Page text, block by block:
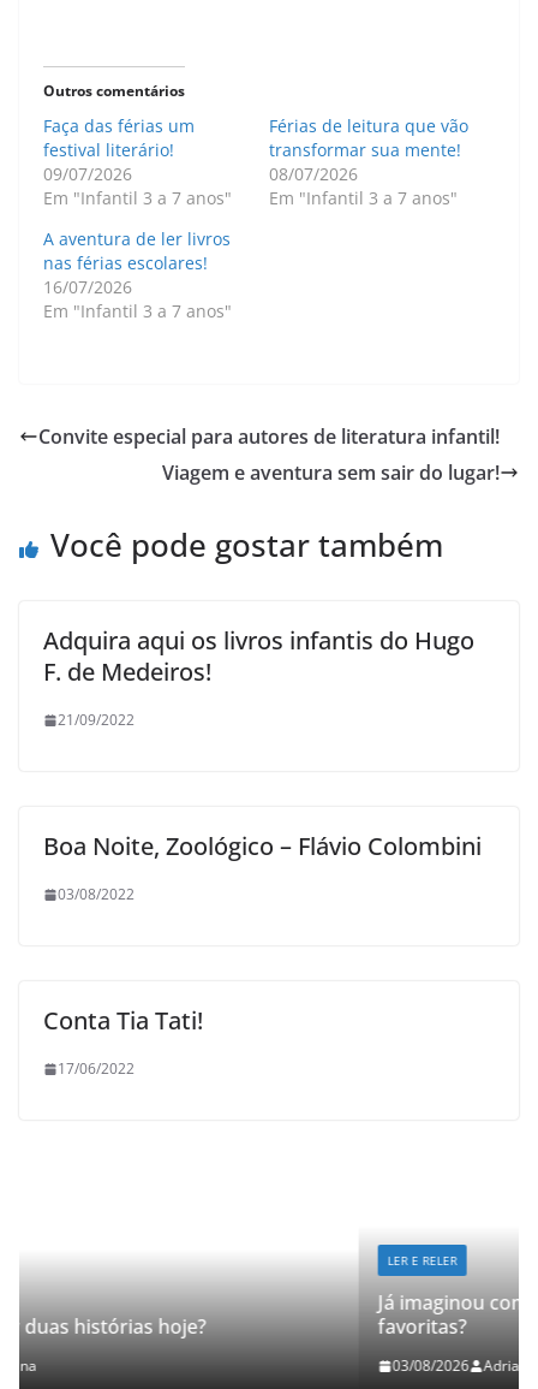
Outros comentários
Faça das férias um
festival literário!
09/07/2026
Em "Infantil 3 a 7 anos"
Férias de leitura que vão
transformar sua mente!
08/07/2026
Em "Infantil 3 a 7 anos"
A aventura de ler livros
nas férias escolares!
16/07/2026
Em "Infantil 3 a 7 anos"
Convite especial para autores de literatura infantil!
Viagem e aventura sem sair do lugar!
Você pode gostar também
Adquira aqui os livros infantis do Hugo
F. de Medeiros!
21/09/2022
Boa Noite, Zoológico – Flávio Colombini
03/08/2022
Conta Tia Tati!
17/06/2022
Já imaginou como seria revisitar suas
favoritas?